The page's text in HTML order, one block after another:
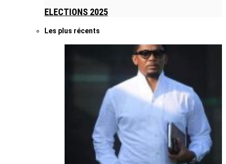
ELECTIONS 2025
Les plus récents